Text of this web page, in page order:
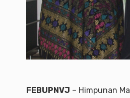
FEBUPNVJ – Himpunan